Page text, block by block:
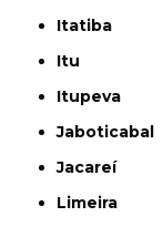
Itatiba
Itu
Itupeva
Jaboticabal
Jacareí
Limeira